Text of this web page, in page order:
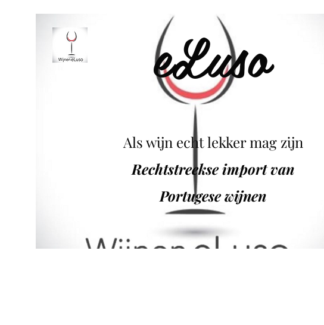
eLuso
Als wijn echt lekker mag zijn
Rechtstreekse import van
Portugese wijnen